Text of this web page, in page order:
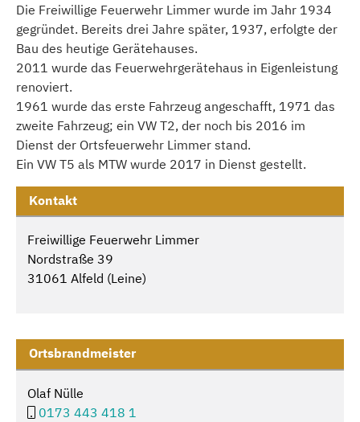
Die Freiwillige Feuerwehr Limmer wurde im Jahr 1934
gegründet. Bereits drei Jahre später, 1937, erfolgte der
Bau des heutige Gerätehauses.
2011 wurde das Feuerwehrgerätehaus in Eigenleistung
renoviert.
1961 wurde das erste Fahrzeug angeschafft, 1971 das
zweite Fahrzeug; ein VW T2, der noch bis 2016 im
Dienst der Ortsfeuerwehr Limmer stand.
Ein VW T5 als MTW wurde 2017 in Dienst gestellt.
Kontakt
Freiwillige Feuerwehr Limmer
Nordstraße 39
31061 Alfeld (Leine)
Ortsbrandmeister
Olaf Nülle
0173 443 418 1